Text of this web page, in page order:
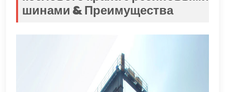
шинами & Преимущества